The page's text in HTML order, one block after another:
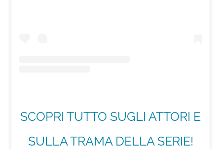
SCOPRI TUTTO SUGLI ATTORI E
SULLA TRAMA DELLA SERIE!